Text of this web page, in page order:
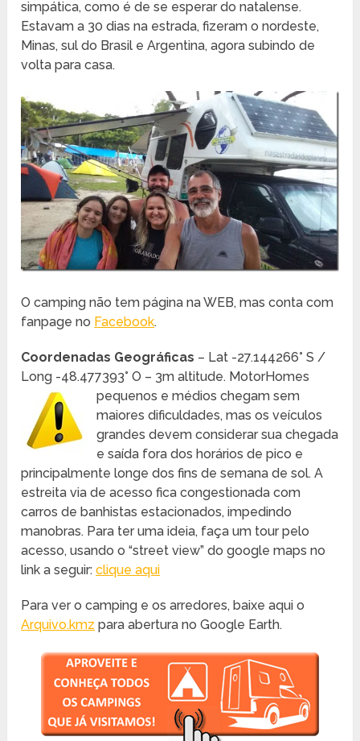
simpática, como é de se esperar do natalense.
Estavam a 30 dias na estrada, fizeram o nordeste,
Minas, sul do Brasil e Argentina, agora subindo de
volta para casa.
O camping não tem página na WEB, mas conta com
fanpage no Facebook.
Coordenadas Geográficas – Lat -27.144266° S /
Long -48.477393° O – 3m altitude. MotorHomes
pequenos e médios chegam sem
maiores dificuldades, mas os veículos
grandes devem considerar sua chegada
e saída fora dos horários de pico e
principalmente longe dos fins de semana de sol. A
estreita via de acesso fica congestionada com
carros de banhistas estacionados, impedindo
manobras. Para ter uma ideia, faça um tour pelo
acesso, usando o “street view” do google maps no
link a seguir:clique aqui
Para ver o camping e os arredores, baixe aqui o
Arquivo.kmz para abertura no Google Earth.